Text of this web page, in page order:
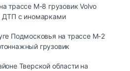
трассе М-8 грузовик Volvo
ДТП с иномарками
Подмосковья на трассе М-2
грузовик
Тверской области на